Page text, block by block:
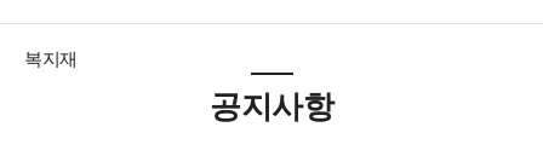
복지재
공지사항